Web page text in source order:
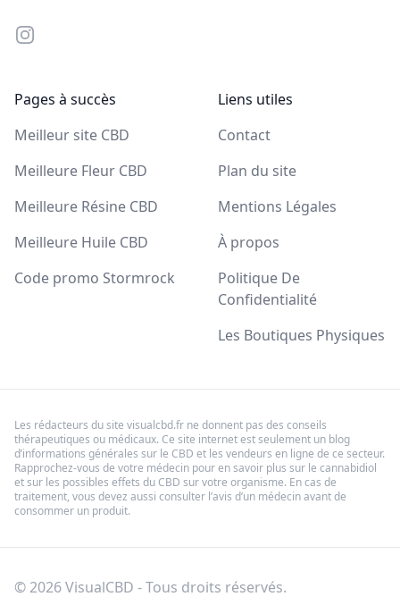
Instagram
Pages à succès
Meilleur site CBD
Meilleure Fleur CBD
Meilleure Résine CBD
Meilleure Huile CBD
Code promo Stormrock
Liens utiles
Contact
Plan du site
Mentions Légales
À propos
Politique De
Confidentialité
Les Boutiques Physiques
Les rédacteurs du site visualcbd.fr ne donnent pas des conseils
thérapeutiques ou médicaux. Ce site internet est seulement un blog
d’informations générales sur le CBD et les vendeurs en ligne de ce secteur.
Rapprochez-vous de votre médecin pour en savoir plus sur le cannabidiol
et sur les possibles effets du CBD sur votre organisme. En cas de
traitement, vous devez aussi consulter l’avis d’un médecin avant de
consommer un produit.
© 2026 VisualCBD - Tous droits réservés.